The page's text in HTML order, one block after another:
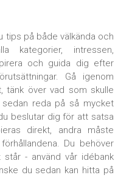
tips på både välkända och
kategorier, intressen,
och guida dig efter
Gå igenom
tänk över vad som skulle
reda på så mycket
beslutar dig för att satsa
direkt, andra måste
Du behöver
- använd vår idébank
du sedan kan hitta på